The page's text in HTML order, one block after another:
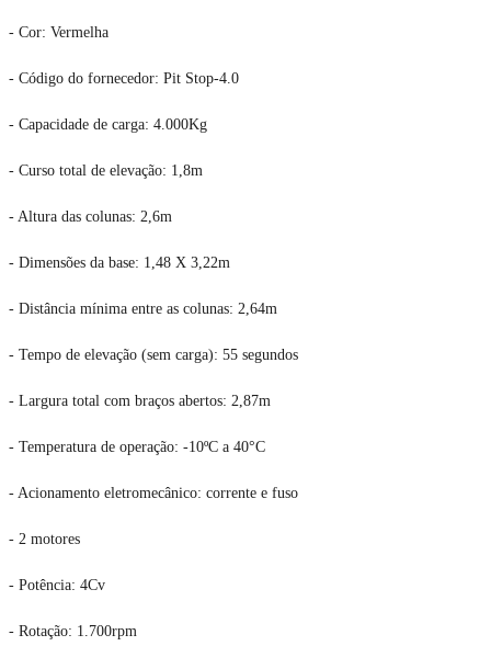
- Cor: Vermelha
- Código do fornecedor: Pit Stop-4.0
- Capacidade de carga: 4.000Kg
- Curso total de elevação: 1,8m
- Altura das colunas: 2,6m
- Dimensões da base: 1,48 X 3,22m
- Distância mínima entre as colunas: 2,64m
- Tempo de elevação (sem carga): 55 segundos
- Largura total com braços abertos: 2,87m
- Temperatura de operação: -10ºC a 40°C
- Acionamento eletromecânico: corrente e fuso
- 2 motores
- Potência: 4Cv
- Rotação: 1.700rpm